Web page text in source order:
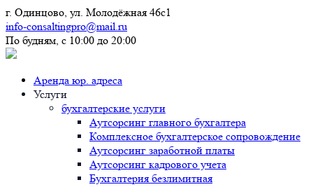
г. Одинцово, ул. Молодёжная 46с1
info-consaltingpro@mail.ru
По будням, с 10:00 до 20:00
Аренда юр. адреса
Услуги
бухгалтерские услуги
Аутсорсинг главного бухгалтера
Комплексное бухгалтерское сопровождение
Аутсорсинг заработной платы
Аутсорсинг кадрового учета
Бухгалтерия безлимитная